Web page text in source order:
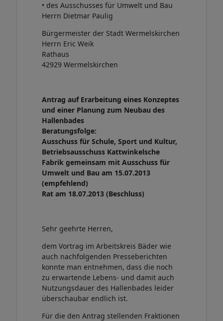
• des Ausschusses für Umwelt und Bau
Herrn Dietmar Paulig
Bürgermeister der Stadt Wermelskirchen
Herrn Eric Weik
Rathaus
42929 Wermelskirchen
Antrag auf Erarbeitung eines Konzeptes
und einer Planung zum Neubau des
Hallenbades
Beratungsfolge:
Ausschuss für Schule, Sport und Kultur,
Betriebsausschuss Kattwinkelsche
Fabrik gemeinsam mit Ausschuss für
Umwelt und Bau am 15.07.2013
(empfehlend)
Rat am 18.07.2013 (Beschluss)
Sehr geehrte Herren,
dem Vortrag im Arbeitskreis Bäder wie
auch nachfolgenden Presseberichten
konnte man entnehmen, dass die noch
zu erwartende Lebens- und damit auch
Nutzungsdauer des Hallenbades leider
überschaubar endlich ist.
Für die den Antrag stellenden Fraktionen